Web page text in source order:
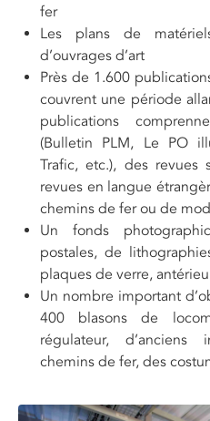
fer
Les plans de
d’ouvrages d’art
Près de 1.600
couvrent une période
publications
(Bulletin PLM, Le PO
Trafic, etc.), des revues
revues en langue
chemins de fer ou de
Un fonds
postales, de
plaques de verre,
Un nombre important
400 blasons de
régulateur, d’anciens
chemins de fer, des